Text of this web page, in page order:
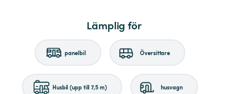
Lämplig för
panelbil Översittare
Husbil (upp till 7,5 m) husvagn